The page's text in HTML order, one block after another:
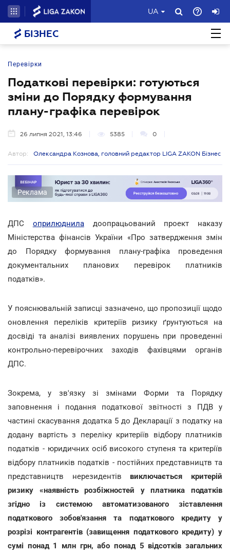
UA
БІЗНЕС
Перевірки
Податкові перевірки: готуються
зміни до Порядку формування
плану-графіка перевірок
26 липня 2021, 13:46 5385 0
Автор: Олександра Кознова, головний редактор LIGA ZAKON Бізнес
Реклама
ДПС оприлюдниладоопрацьований проект наказу
Міністерства фінансів України «Про затвердження змін
до Порядку формування плану-графіка проведення
документальних планових перевірок платників
податків».
У пояснювальній записці зазначено, що пропозиції щодо
оновлення переліків критеріїв ризику ґрунтуються на
досвіді та аналізі виявлених порушень при проведенні
контрольно-перевірочних заходів фахівцями органів
ДПС.
Зокрема, у зв'язку зі змінами Форми та Порядку
заповнення і подання податкової звітності з ПДВ у
частині скасування додатка 5 до Декларації з податку на
додану вартість з переліку критеріїв відбору платників
податків - юридичних осіб високого ступеня та критеріїв
відбору платників податків - постійних представництв та
представництв нерезидентів виключається критерій
ризику «наявність розбіжностей у платника податків
згідно із системою автоматизованого зіставлення
податкового зобов'язання та податкового кредиту у
розрізі контрагентів (завищення податкового кредиту) у
сумі понад 1 млн грн, або понад 5 відсотків загальних